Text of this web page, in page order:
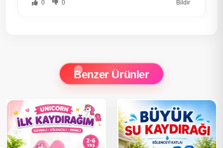
0 0 Bildir
Benzer Ürünler